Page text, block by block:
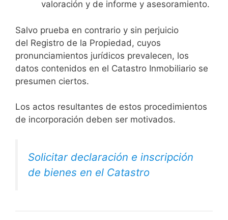
valoración y de informe y asesoramiento.
Salvo prueba en contrario y sin perjuicio
del Registro de la Propiedad, cuyos
pronunciamientos jurídicos prevalecen, los
datos contenidos en el Catastro Inmobiliario se
presumen ciertos.
Los actos resultantes de estos procedimientos
de incorporación deben ser motivados.
Solicitar declaración e inscripción
de bienes en el Catastro